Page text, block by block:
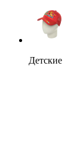
Детские